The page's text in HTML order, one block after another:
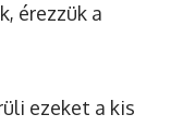
érezzük a
ezeket a kis